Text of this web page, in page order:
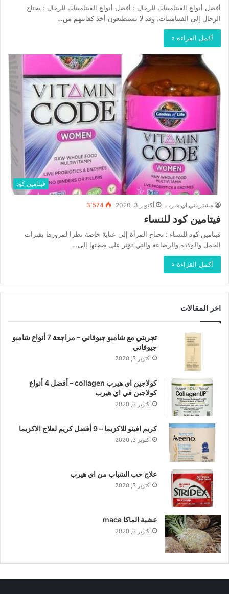
أفضل أنواع الفيتامينات للرجال : أفضل أنواع الفيتامينات للرجال : يحتاج
الرجال إلى الفيتامينات، وقد لا يستطيعون أخذ كفايتهم من…
أكمل القراءة »
فيتامين كود
مشترياتي اي هيرب أكتوبر 3, 2020 3٬574
فيتامين كود للنساء
فيتامين كود للنساء : تحتاج المرأة إلى عناية خاصة نظرا لمرورها بفترات
الحمل والولادة والرضاعة والتي تؤثر على صحتها إلى…
أكمل القراءة »
اخر المقالات
تجربتي مع شامبو جيوفاني – مراجعة 7 أنواع شامبو
جيوفاني
أكتوبر 3, 2020
كولاجين اي هيرب collagen – أفضل 4 أنواع
كولاجين في اي هيرب
أكتوبر 3, 2020
كريم افينو للاكزيما – 9 أفضل كريم لعلاج الاكزيما
أكتوبر 3, 2020
علاج حب الشباب من اي هيرب
أكتوبر 3, 2020
عشبة الماكا maca
أكتوبر 3, 2020